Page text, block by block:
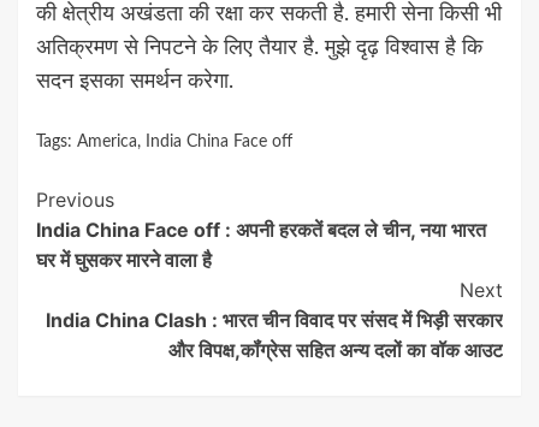
की क्षेत्रीय अखंडता की रक्षा कर सकती है. हमारी सेना किसी भी
अतिक्रमण से निपटने के लिए तैयार है. मुझे दृढ़ विश्वास है कि
सदन इसका समर्थन करेगा.
Tags: America, India China Face off
Continue
Reading
Previous
India China Face off : अपनी हरकतें बदल ले चीन, नया भारत
घर में घुसकर मारने वाला है
Next
India China Clash : भारत चीन विवाद पर संसद में भिड़ी सरकार
और विपक्ष,कॉंग्रेस सहित अन्य दलों का वॉक आउट